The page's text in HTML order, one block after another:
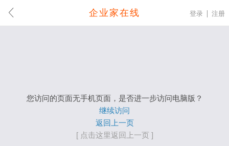
企业家在线 登录 注册
您访问的页面无手机页面，是否进一步访问电脑版？
继续访问
返回上一页
[ 点击这里返回上一页 ]